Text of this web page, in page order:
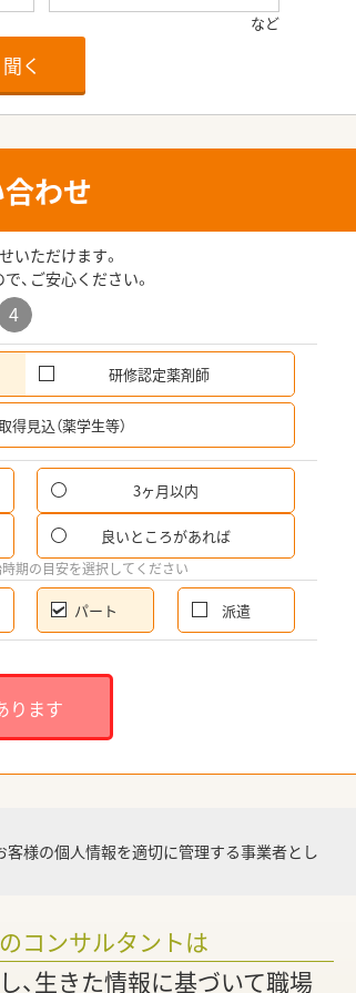
く
わせ
いただけます。
、ご安心ください。
4
研修認定薬剤師
得見込（薬学生等）
3ヶ月以内
良いところがあれば
期の目安を選択してください
パート 派遣
ります
客様の個人情報を適切に管理する事業者とし
コンサルタントは
、生きた情報に基づいて職場